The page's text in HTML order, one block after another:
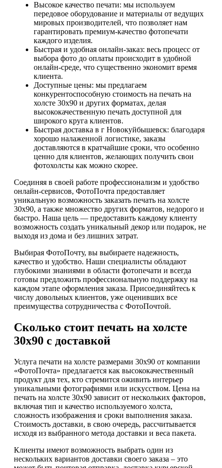
Высокое качество печати: мы используем
передовое оборудование и материалы от ведущих
мировых производителей, что позволяет нам
гарантировать премиум-качество фотопечати
каждого изделия.
Быстрая и удобная онлайн-заказ: весь процесс от
выбора фото до оплаты происходит в удобной
онлайн-среде, что существенно экономит время
клиента.
Доступные цены: мы предлагаем
конкурентоспособную стоимость на печать на
холсте 30х90 и других форматах, делая
высококачественную печать доступной для
широкого круга клиентов.
Быстрая доставка в г Новокуйбышевск: благодаря
хорошо налаженной логистике, заказы
доставляются в кратчайшие сроки, что особенно
ценно для клиентов, желающих получить свои
фотохолсты как можно скорее.
Соединяя в своей работе профессионализм и удобство
онлайн-сервисов, ФотоПочта предоставляет
уникальную возможность заказать печать на холсте
30х90, а также множество других форматов, недорого и
быстро. Наша цель — предоставить каждому клиенту
возможность создать уникальный декор или подарок, не
выходя из дома и без лишних затрат.
Выбирая ФотоПочту, вы выбираете надежность,
качество и удобство. Наши специалисты обладают
глубокими знаниями в области фотопечати и всегда
готовы предложить профессиональную поддержку на
каждом этапе оформления заказа. Присоединяйтесь к
числу довольных клиентов, уже оценивших все
преимущества сотрудничества с ФотоПочтой.
Сколько стоит печать на холсте
30х90 с доставкой
Услуга печати на холсте размерами 30х90 от компании
«ФотоПочта» предлагается как высококачественный
продукт для тех, кто стремится оживить интерьер
уникальными фотографиями или искусством. Цена на
печать на холсте 30х90 зависит от нескольких факторов,
включая тип и качество используемого холста,
сложность изображения и сроки выполнения заказа.
Стоимость доставки, в свою очередь, рассчитывается
исходя из выбранного метода доставки и веса пакета.
Клиенты имеют возможность выбрать один из
нескольких вариантов доставки своего заказа – это